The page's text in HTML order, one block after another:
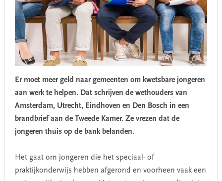
Er moet meer geld naar gemeenten om kwetsbare jongeren
aan werk te helpen. Dat schrijven de wethouders van
Amsterdam, Utrecht, Eindhoven en Den Bosch in een
brandbrief aan de Tweede Kamer. Ze vrezen dat de
jongeren thuis op de bank belanden.
Het gaat om jongeren die het speciaal- of
praktijkonderwijs hebben afgerond en voorheen vaak een